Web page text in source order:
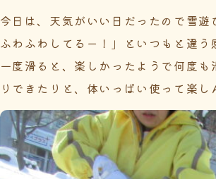
今日は、天気がいい日だったので雪
ふわふわしてるー！」といつもと違
一度滑ると、楽しかったようで何度
りできたりと、体いっぱい使って楽し